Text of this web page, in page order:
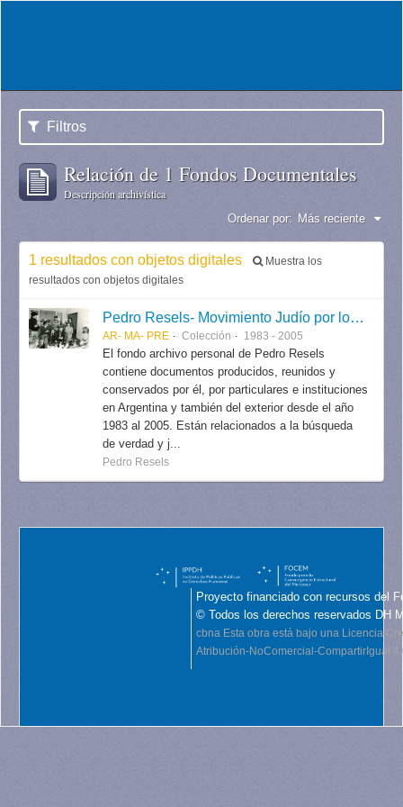
Filtros
Relación de 1 Fondos Documentales
Descripción archivística
Ordenar por: Más reciente
1 resultados con objetos digitales
Muestra los
resultados con objetos digitales
Pedro Resels- Movimiento Judío por los Derechos Humanos
AR- MA- PRE Colección 1983 - 2005
El fondo archivo personal de Pedro Resels
contiene documentos producidos, reunidos y
conservados por él, por particulares e instituciones
en Argentina y también del exterior desde el año
1983 al 2005. Están relacionados a la búsqueda
de verdad y j...
Pedro Resels
Proyecto financiado con recursos del
© Todos los derechos reservados DH
cbna Esta obra está bajo una Licencia
Atribución-NoComercial-CompartirIgual